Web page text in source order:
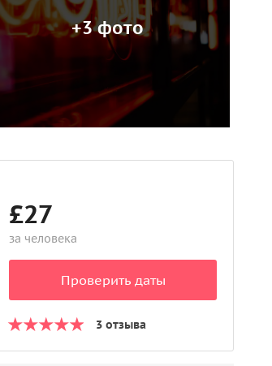
+3 фото
£27
за человека
Проверить даты
3 отзыва